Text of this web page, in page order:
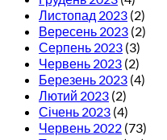
Листопад 2023 (2)
Вересень 2023 (2)
Серпень 2023 (3)
Червень 2023 (2)
Березень 2023 (4)
Лютий 2023 (2)
Січень 2023 (4)
Червень 2022 (73)